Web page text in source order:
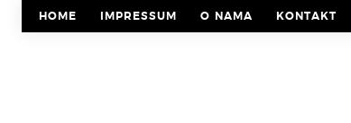
HOME IMPRESSUM O NAMA KONTAKT